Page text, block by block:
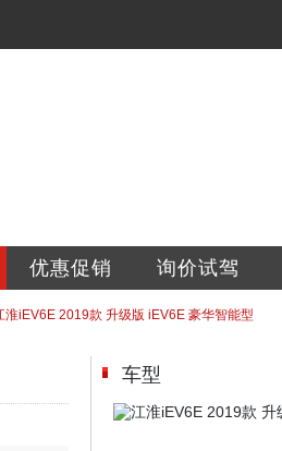
优惠促销 询价试驾
淮iEV6E 2019款 升级版 iEV6E 豪华智能型
车型